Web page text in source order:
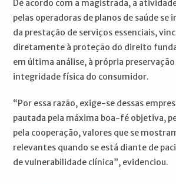
De acordo com a magistrada, a
pelas operadoras de planos de saúde se
da prestação de serviços essenciais,
diretamente à proteção do direito
em última análise, à própria preservação
integridade física do consumidor.
“Por essa razão, exige-se dessas
pautada pela máxima boa-fé objetiva,
pela cooperação, valores que se
relevantes quando se está diante de
de vulnerabilidade clínica”, evidenciou.